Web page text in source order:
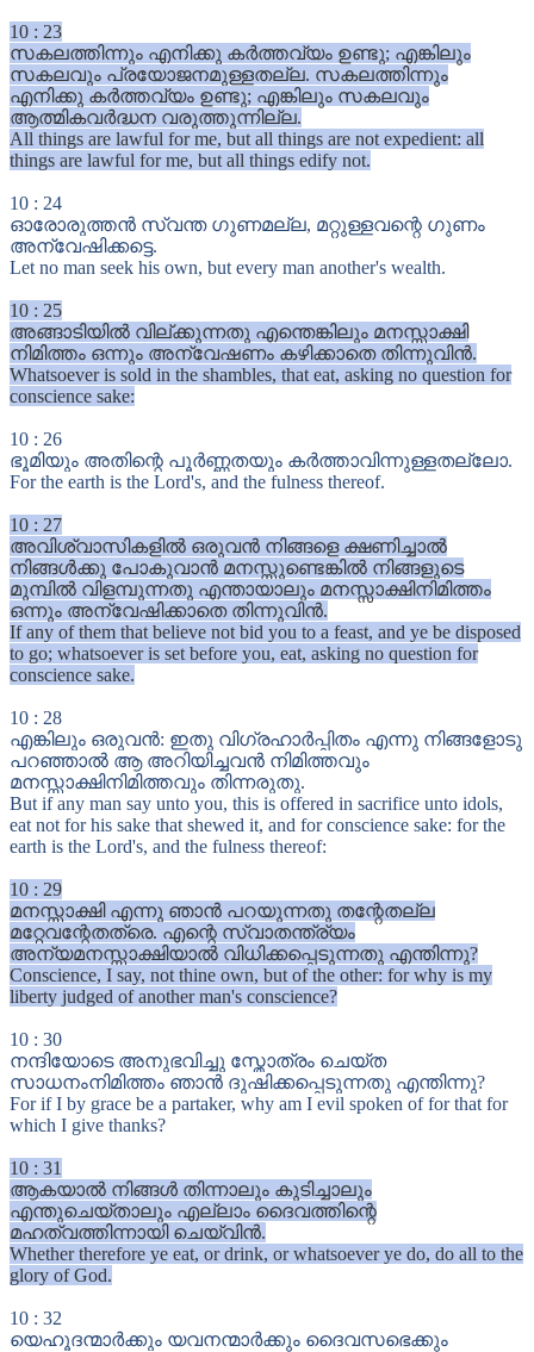
10 : 23
സകലത്തിന്നും എനിക്കു കർത്തവ്യം ഉണ്ടു; എങ്കിലും
സകലവും പ്രയോജനമുള്ളതല്ല. സകലത്തിന്നും
എനിക്കു കർത്തവ്യം ഉണ്ടു; എങ്കിലും സകലവും
ആത്മികവർദ്ധന വരുത്തുന്നില്ല.
All things are lawful for me, but all things are not expedient: all
things are lawful for me, but all things edify not.
10 : 24
ഓരോരുത്തൻ സ്വന്ത ഗുണമല്ല, മറ്റുള്ളവന്റെ ഗുണം
അന്വേഷിക്കട്ടെ.
Let no man seek his own, but every man another's wealth.
10 : 25
അങ്ങാടിയിൽ വില്ക്കുന്നതു എന്തെങ്കിലും മനസ്സാക്ഷി
നിമിത്തം ഒന്നും അന്വേഷണം കഴിക്കാതെ തിന്നുവിൻ.
Whatsoever is sold in the shambles, that eat, asking no question for
conscience sake:
10 : 26
ഭൂമിയും അതിന്റെ പൂർണ്ണതയും കർത്താവിന്നുള്ളതല്ലോ.
For the earth is the Lord's, and the fulness thereof.
10 : 27
അവിശ്വാസികളിൽ ഒരുവൻ നിങ്ങളെ ക്ഷണിച്ചാൽ
നിങ്ങൾക്കു പോകുവാൻ മനസ്സുണ്ടെങ്കിൽ നിങ്ങളുടെ
മുമ്പിൽ വിളമ്പുന്നതു എന്തായാലും മനസ്സാക്ഷിനിമിത്തം
ഒന്നും അന്വേഷിക്കാതെ തിന്നുവിൻ.
If any of them that believe not bid you to a feast, and ye be disposed
to go; whatsoever is set before you, eat, asking no question for
conscience sake.
10 : 28
എങ്കിലും ഒരുവൻ: ഇതു വിഗ്രഹാർപ്പിതം എന്നു നിങ്ങളോടു
പറഞ്ഞാൽ ആ അറിയിച്ചവൻ നിമിത്തവും
മനസ്സാക്ഷിനിമിത്തവും തിന്നരുതു.
But if any man say unto you, this is offered in sacrifice unto idols,
eat not for his sake that shewed it, and for conscience sake: for the
earth is the Lord's, and the fulness thereof:
10 : 29
മനസ്സാക്ഷി എന്നു ഞാൻ പറയുന്നതു തന്റേതല്ല
മറ്റേവന്റേതത്രെ. എന്റെ സ്വാതന്ത്ര്യം
അന്യമനസ്സാക്ഷിയാൽ വിധിക്കപ്പെടുന്നതു എന്തിന്നു?
Conscience, I say, not thine own, but of the other: for why is my
liberty judged of another man's conscience?
10 : 30
നന്ദിയോടെ അനുഭവിച്ചു സ്തോത്രം ചെയ്ത
സാധനംനിമിത്തം ഞാൻ ദുഷിക്കപ്പെടുന്നതു എന്തിന്നു?
For if I by grace be a partaker, why am I evil spoken of for that for
which I give thanks?
10 : 31
ആകയാൽ നിങ്ങൾ തിന്നാലും കുടിച്ചാലും
എന്തുചെയ്താലും എല്ലാം ദൈവത്തിന്റെ
മഹത്വത്തിന്നായി ചെയ്‍വിൻ.
Whether therefore ye eat, or drink, or whatsoever ye do, do all to the
glory of God.
10 : 32
യെഹൂദന്മാർക്കും യവനന്മാർക്കും ദൈവസഭെക്കും